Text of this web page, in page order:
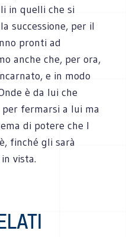
in quelli che si
successione, per il
pronti ad
anche che, per ora,
e in modo
è da lui che
fermarsi a lui ma
di potere che l
finché gli sarà
vista.